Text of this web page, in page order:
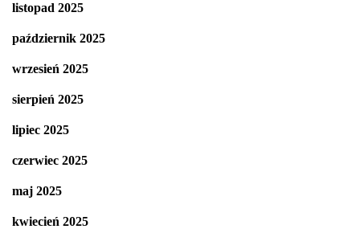
listopad 2025
październik 2025
wrzesień 2025
sierpień 2025
lipiec 2025
czerwiec 2025
maj 2025
kwiecień 2025